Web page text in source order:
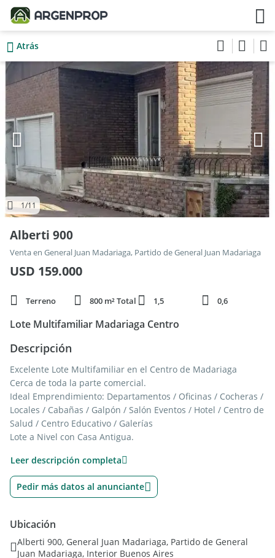
Atrás
1/11
Alberti 900
Venta en General Juan Madariaga, Partido de General Juan Madariaga
USD 159.000
Terreno 800 m² Total 1,5 0,6
Lote Multifamiliar Madariaga Centro
Descripción
Excelente Lote Multifamiliar en el Centro de Madariaga
Cerca de toda la parte comercial.
Ideal Emprendimiento: Departamentos / Oficinas / Cocheras /
Locales / Cabañas / Galpón / Salón Eventos / Hotel / Centro de
Salud / Centro Educativo / Galerías
Lote a Nivel con Casa Antigua.
Comercial, Multifamiliar, Educacional, Administrativo,
Hotelero, Financiero, Centros de Salud, Organismos
FOT: 1.5 (1200m2)
Manzana 35
Lote 3a
Se escuchan propuestas de contado
Leer descripción completa
Pedir más datos al anunciante
Ubicación
Alberti 900, General Juan Madariaga, Partido de General
Juan Madariaga, Interior Buenos Aires